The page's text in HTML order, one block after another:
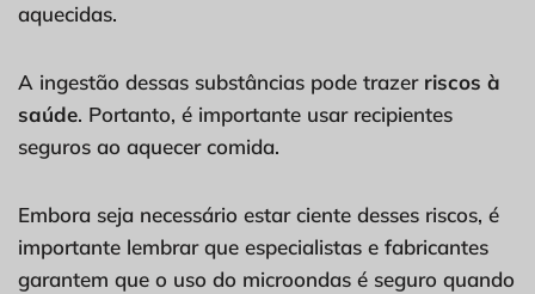
aquecidas.
A ingestão dessas substâncias pode trazer riscos à
saúde. Portanto, é importante usar recipientes
seguros ao aquecer comida.
Embora seja necessário estar ciente desses riscos, é
importante lembrar que especialistas e fabricantes
garantem que o uso do microondas é seguro quando